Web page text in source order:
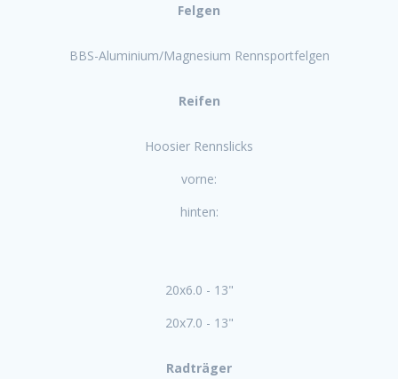
Felgen
BBS-Aluminium/Magnesium Rennsportfelgen
Reifen
Hoosier Rennslicks
vorne:
hinten:
20x6.0 - 13"
20x7.0 - 13"
Radträger